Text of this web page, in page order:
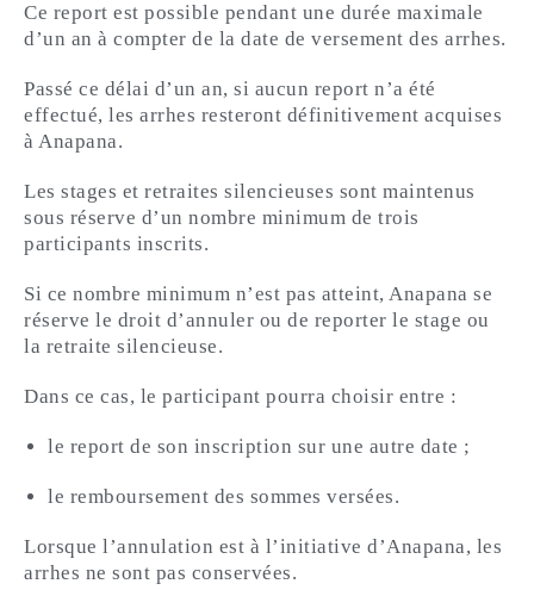
Ce report est possible pendant une durée maximale
d’un an à compter de la date de versement des arrhes.
Passé ce délai d’un an, si aucun report n’a été
effectué, les arrhes resteront définitivement acquises
à Anapana.
Les stages et retraites silencieuses sont maintenus
sous réserve d’un nombre minimum de trois
participants inscrits.
Si ce nombre minimum n’est pas atteint, Anapana se
réserve le droit d’annuler ou de reporter le stage ou
la retraite silencieuse.
Dans ce cas, le participant pourra choisir entre :
le report de son inscription sur une autre date ;
le remboursement des sommes versées.
Lorsque l’annulation est à l’initiative d’Anapana, les
arrhes ne sont pas conservées.